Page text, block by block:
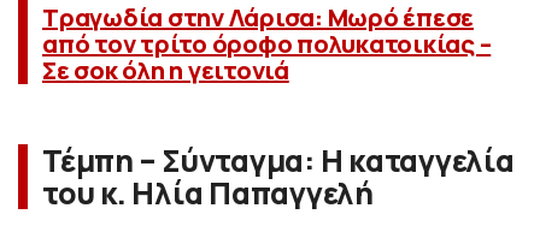
Τραγωδία στην Λάρισα: Μωρό έπεσε
από τον τρίτο όροφο πολυκατοικίας –
Σε σοκ όλη η γειτονιά
Τέμπη – Σύνταγμα: Η καταγγελία
του κ. Ηλία Παπαγγελή